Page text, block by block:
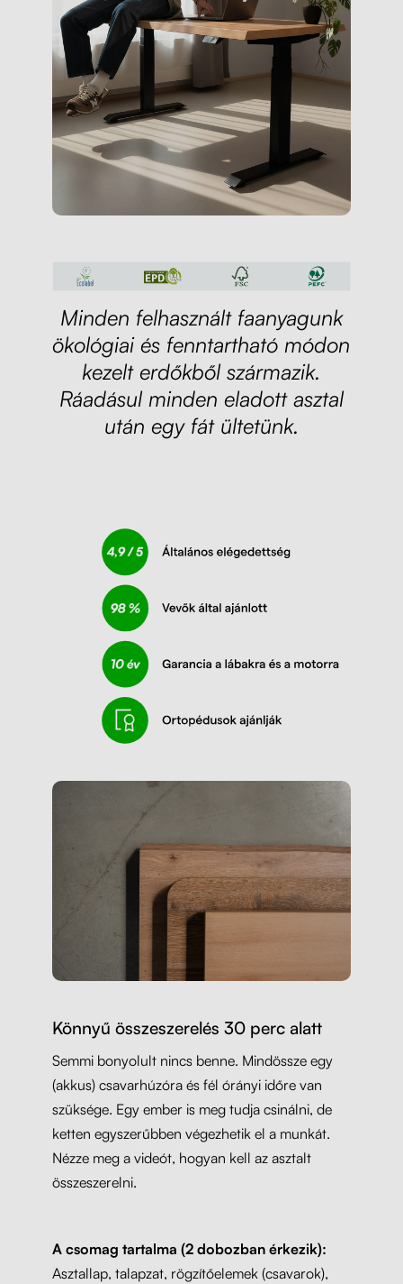
Minden felhasznált faanyagunk
ökológiai és fenntartható módon
kezelt erdőkből származik.
Ráadásul minden eladott asztal
után egy fát ültetünk.
Könnyű összeszerelés 30 perc alatt
Semmi bonyolult nincs benne. Mindössze egy
(akkus) csavarhúzóra és fél órányi időre van
szüksége. Egy ember is meg tudja csinálni, de
ketten egyszerűbben végezhetik el a munkát.
Nézze meg a videót, hogyan kell az asztalt
összeszerelni.
A csomag tartalma (2 dobozban érkezik):
Asztallap, talapzat, rögzítőelemek (csavarok),